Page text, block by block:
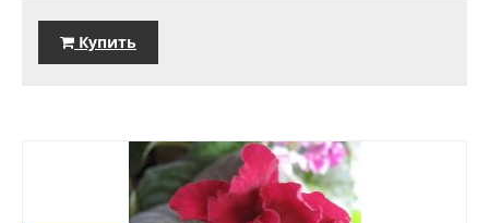
Купить